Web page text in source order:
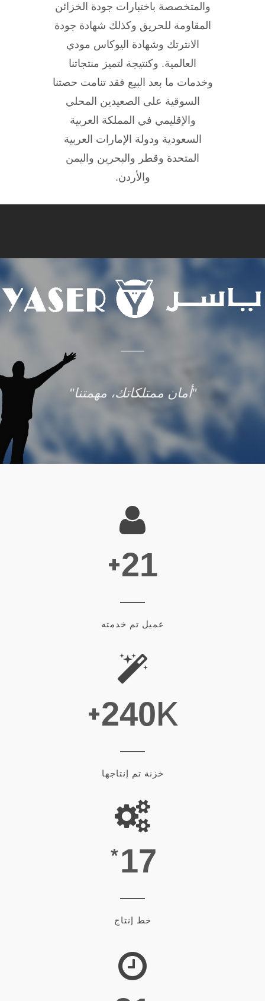
والمتخصصة باختبارات جودة الخزائن
المقاومة للحريق وكذلك شهادة جودة
الانترتك وشهادة اليوكاس مودي
العالمية. وكنتيجة لتميز منتجاتنا
وخدمات ما بعد البيع فقد تنامت حصتنا
السوقية على الصعيدين المحلي
والإقليمي في المملكة العربية
السعودية ودولة الإمارات العربية
المتحدة وقطر والبحرين واليمن
والأردن.
أمان ممتلكاتك، مهمتنا
21
+
عميل تم خدمته
240K+
خزنة تم إنتاجها
17
*
خط إنتاج